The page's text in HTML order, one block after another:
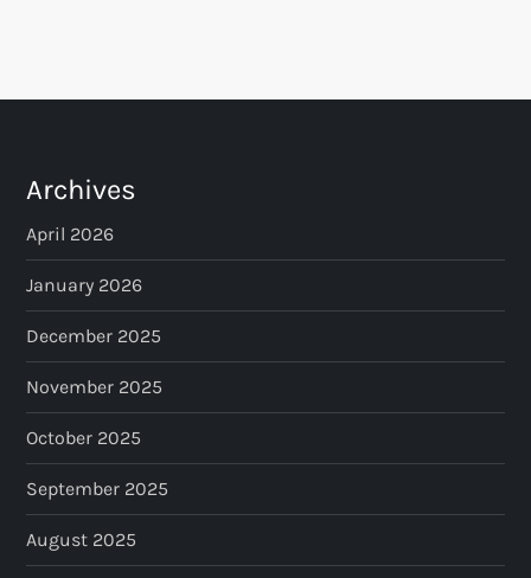
Archives
April 2026
January 2026
December 2025
November 2025
October 2025
September 2025
August 2025